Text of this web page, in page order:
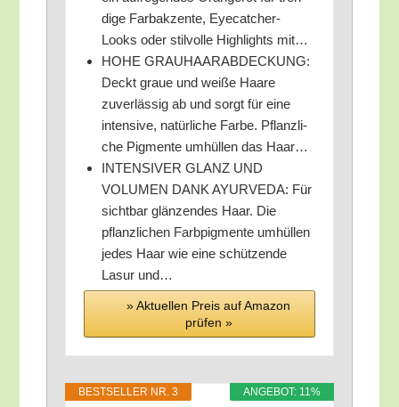
di­ge Farb­ak­zen­te, Eye­cat­cher-
Looks oder stil­vol­le High­lights mit…
HOHE GRAUHAARABDECKUNG:
Deckt graue und wei­ße Haa­re
zuver­läs­sig ab und sorgt für eine
inten­si­ve, natür­li­che Far­be. Pflanz­li­
che Pig­men­te umhül­len das Haar…
INTENSIVER GLANZ UND
VOLUMEN DANK AYURVEDA: Für
sicht­bar glän­zen­des Haar. Die
pflanz­li­chen Farb­pig­men­te umhül­len
jedes Haar wie eine schüt­zen­de
Lasur und…
» Aktu­el­len Preis auf Ama­zon
prü­fen »
ANGE­BOT: 11%
BEST­SEL­LER NR. 3